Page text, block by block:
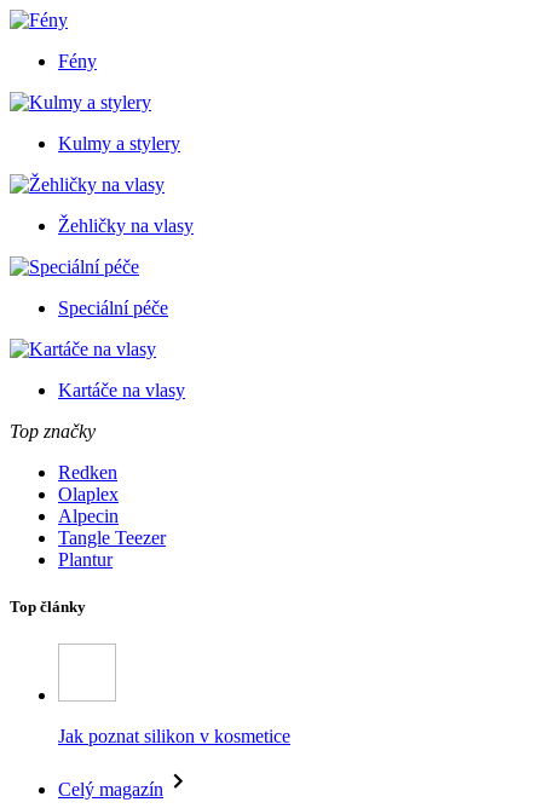
Fény
Kulmy a stylery
Žehličky na vlasy
Speciální péče
Kartáče na vlasy
Top značky
Redken
Olaplex
Alpecin
Tangle Teezer
Plantur
Top články
Jak poznat silikon v kosmetice
Celý magazín